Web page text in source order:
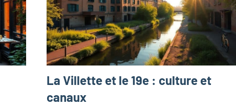
La Villette et le 19e : culture et
canaux